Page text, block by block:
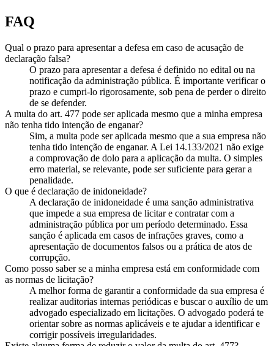
FAQ
Qual o prazo para apresentar a defesa em caso de acusação de
declaração falsa?
O prazo para apresentar a defesa é definido no edital ou na
notificação da administração pública. É importante verificar o
prazo e cumpri-lo rigorosamente, sob pena de perder o direito
de se defender.
A multa do art. 477 pode ser aplicada mesmo que a minha empresa
não tenha tido intenção de enganar?
Sim, a multa pode ser aplicada mesmo que a sua empresa não
tenha tido intenção de enganar. A Lei 14.133/2021 não exige
a comprovação de dolo para a aplicação da multa. O simples
erro material, se relevante, pode ser suficiente para gerar a
penalidade.
O que é declaração de inidoneidade?
A declaração de inidoneidade é uma sanção administrativa
que impede a sua empresa de licitar e contratar com a
administração pública por um período determinado. Essa
sanção é aplicada em casos de infrações graves, como a
apresentação de documentos falsos ou a prática de atos de
corrupção.
Como posso saber se a minha empresa está em conformidade com
as normas de licitação?
A melhor forma de garantir a conformidade da sua empresa é
realizar auditorias internas periódicas e buscar o auxílio de um
advogado especializado em licitações. O advogado poderá te
orientar sobre as normas aplicáveis e te ajudar a identificar e
corrigir possíveis irregularidades.